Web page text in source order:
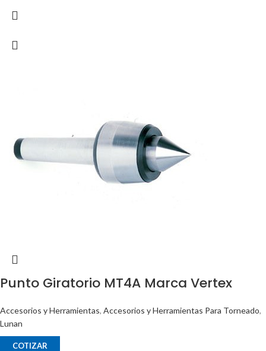
Punto Giratorio MT4A Marca Vertex
Accesorios y Herramientas, Accesorios y Herramientas Para Torneado,
Lunan
COTIZAR